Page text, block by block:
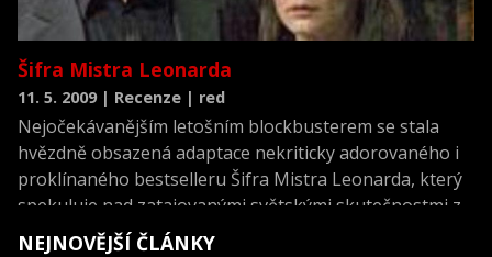
Šifra Mistra Leonarda
11. 5. 2009 | Recenze | red
Nejočekávanějším letošním blockbusterem se stala
hvězdně obsazená adaptace nekriticky adorovaného i
proklínaného bestselleru Šifra Mistra Leonarda, který
spekuluje nad zatajovanými světskými skutečnostmi z
„novozákonního života“ Ježíše Krista
NEJNOVĚJŠÍ ČLÁNKY